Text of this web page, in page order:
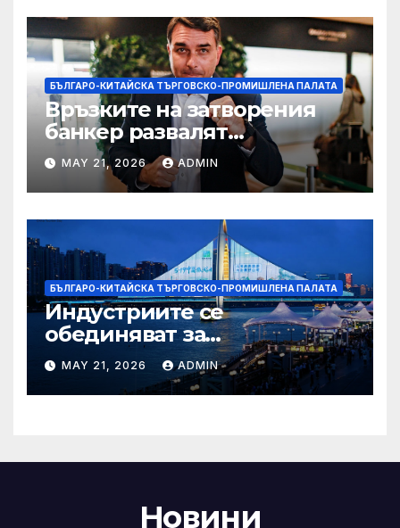
БЪЛГАРО-КИТАЙСКА ТЪРГОВСКО-ПРОМИШЛЕНА ПАЛАТА
Връзките на затворения
банкер развалят
надеждите на Флавио
Болсонаро за президент на
Бразилия
MAY 21, 2026 ADMIN
БЪЛГАРО-КИТАЙСКА ТЪРГОВСКО-ПРОМИШЛЕНА ПАЛАТА
Индустриите се
обединяват за
висококачествен растеж на
културния и
туристическия сектор
MAY 21, 2026 ADMIN
Новини